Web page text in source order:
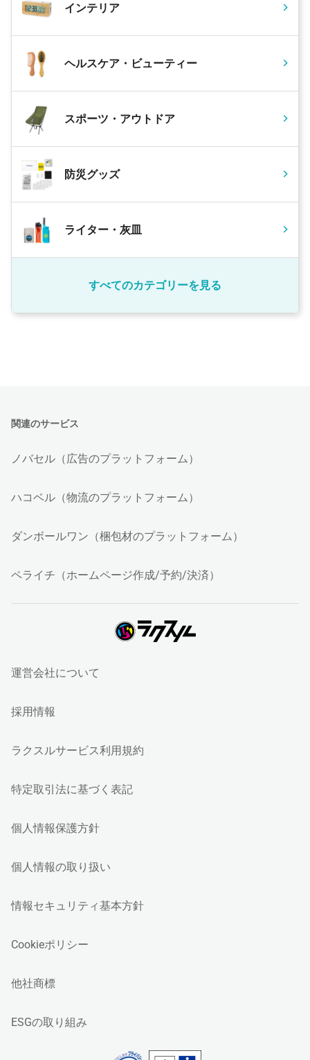
インテリア
ヘルスケア・ビューティー
スポーツ・アウトドア
防災グッズ
ライター・灰皿
すべてのカテゴリーを見る
関連のサービス
ノバセル（広告のプラットフォーム）
ハコベル（物流のプラットフォーム）
ダンボールワン（梱包材のプラットフォーム）
ペライチ（ホームページ作成/予約/決済）
運営会社について
採用情報
ラクスルサービス利用規約
特定取引法に基づく表記
個人情報保護方針
個人情報の取り扱い
情報セキュリティ基本方針
Cookieポリシー
他社商標
ESGの取り組み